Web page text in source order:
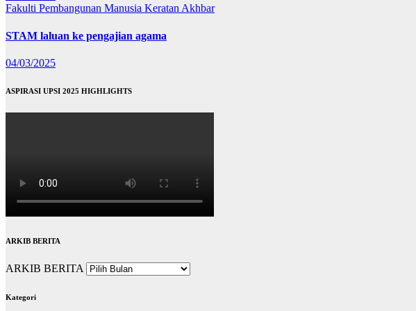
Fakulti Pembangunan Manusia Keratan Akhbar
STAM laluan ke pengajian agama
04/03/2025
ASPIRASI UPSI 2025 HIGHLIGHTS
ARKIB BERITA
ARKIB BERITA
Kategori